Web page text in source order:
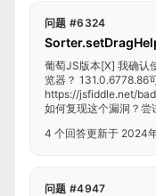
问题 #6324
葡萄JS版本[X] 我确认
览器？ 131.0.6778.86
https://jsfiddle.net/
如何复现这个漏洞？尝
4 个回答更新于 2024
问题 #4947